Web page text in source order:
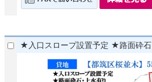
★入口スロープ設置予定 ★路面砕